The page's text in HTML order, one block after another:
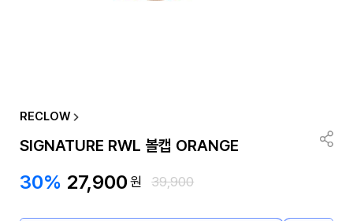
RECLOW
SIGNATURE RWL 볼캡 ORANGE
30% 27,900원 39,900